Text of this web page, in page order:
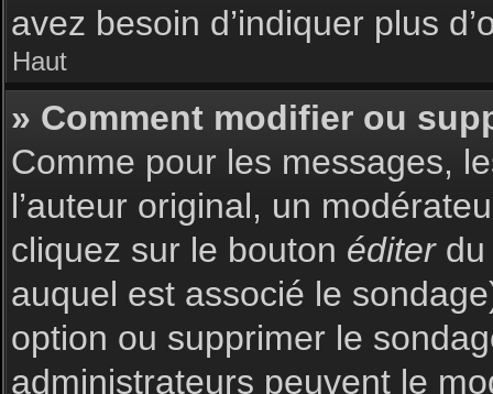
avez besoin d’indiquer plus
Haut
» Comment modifier ou
Comme pour les messages,
l’auteur original, un
cliquez sur le bouton éditerdu
auquel est associé le
option ou supprimer le
administrateurs peuvent le